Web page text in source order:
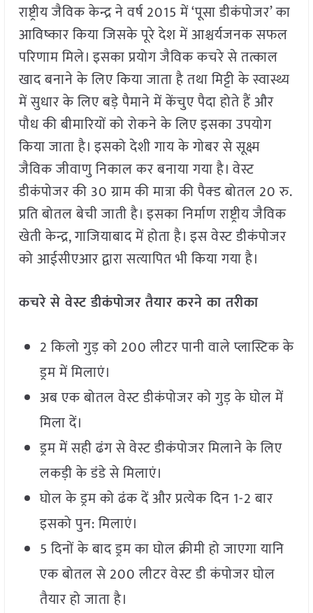
राष्ट्रीय जैविक केन्द्र ने वर्ष 2015 में ‘पूसा डीकंपोजर’ का
आविष्कार किया जिसके पूरे देश में आश्चर्यजनक सफल
परिणाम मिले। इसका प्रयोग जैविक कचरे से तत्काल
खाद बनाने के लिए किया जाता है तथा मिट्टी के स्वास्थ्य
में सुधार के लिए बड़े पैमाने में केंचुए पैदा होते हैं और
पौध की बीमारियों को रोकने के लिए इसका उपयोग
किया जाता है। इसको देशी गाय के गोबर से सूक्ष्म
जैविक जीवाणु निकाल कर बनाया गया है। वेस्ट
डीकंपोजर की 30 ग्राम की मात्रा की पैक्ड बोतल 20 रु.
प्रति बोतल बेची जाती है। इसका निर्माण राष्ट्रीय जैविक
खेती केन्द्र, गाजियाबाद में होता है। इस वेस्ट डीकंपोजर
को आईसीएआर द्वारा सत्यापित भी किया गया है।
कचरे से वेस्ट डीकंपोजर तैयार करने का तरीका
2 किलो गुड़ को 200 लीटर पानी वाले प्लास्टिक के
ड्रम में मिलाएं।
अब एक बोतल वेस्ट डीकंपोजर को गुड़ के घोल में
मिला दें।
ड्रम में सही ढंग से वेस्ट डीकंपोजर मिलाने के लिए
लकड़ी के डंडे से मिलाएं।
घोल के ड्रम को ढंक दें और प्रत्येक दिन 1-2 बार
इसको पुन: मिलाएं।
5 दिनों के बाद ड्रम का घोल क्रीमी हो जाएगा यानि
एक बोतल से 200 लीटर वेस्ट डी कंपोजर घोल
तैयार हो जाता है।